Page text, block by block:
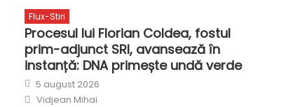
Flux-Stiri
Procesul lui Florian Coldea, fostul
prim-adjunct SRI, avansează în
instanță: DNA primește undă verde
Posted
on
5 august 2026
Author
Vidjean Mihai